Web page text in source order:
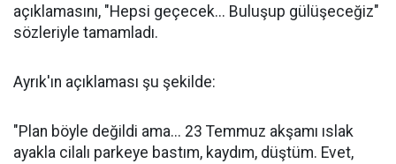
açıklamasını, "Hepsi geçecek... Buluşup gülüşeceğiz"
sözleriyle tamamladı.
Ayrık'ın açıklaması şu şekilde:
"Plan böyle değildi ama... 23 Temmuz akşamı ıslak
ayakla cilalı parkeye bastım, kaydım, düştüm. Evet,